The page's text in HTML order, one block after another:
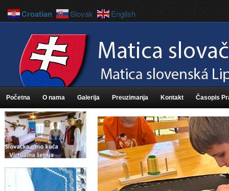
Početna O nama Galerija Preuzimanja Kontakt Časopis
Croatian Slovak English